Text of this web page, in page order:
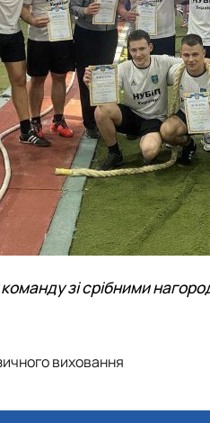
команду зі срібними
виховання